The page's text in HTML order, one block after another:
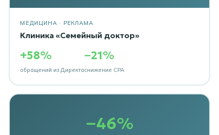
МЕДИЦИНА · РЕКЛАМА
Клиника «Семейный доктор»
+58%
обращений из Директа
−21%
снижение CPA
−46%